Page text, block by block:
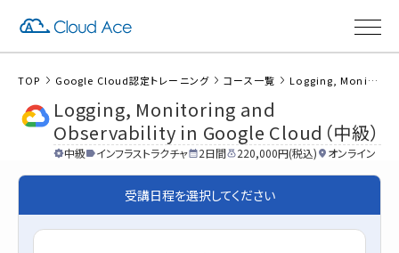
TOP Google Cloud認定トレーニング コース一覧 Logging, Monitoring and Observability in Google Cloud（中級）
Logging, Monitoring and
Observability in Google Cloud（中級）
中級 インフラストラクチャ 2日間 220,000円(税込) オンライン
受講日程を選択してください